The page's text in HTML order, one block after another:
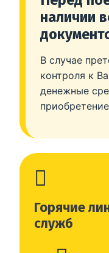
наличии
В случае
контроля к
денежные
Горячие
служб